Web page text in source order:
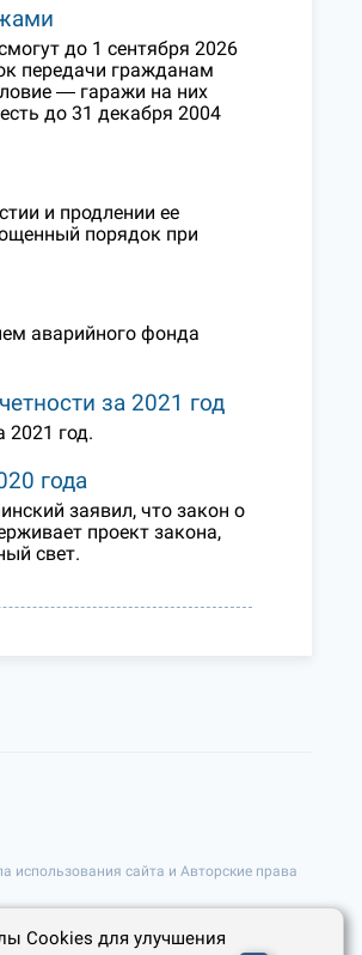
до 1 сентября 2026
передачи гражданам
― гаражи на них
до 31 декабря 2004
и продлении ее
порядок при
аварийного фонда
за 2021 год
2021 год.
года
заявил, что закон о
проект закона,
свет.
использования сайта и Авторские права
Cookies для улучшения